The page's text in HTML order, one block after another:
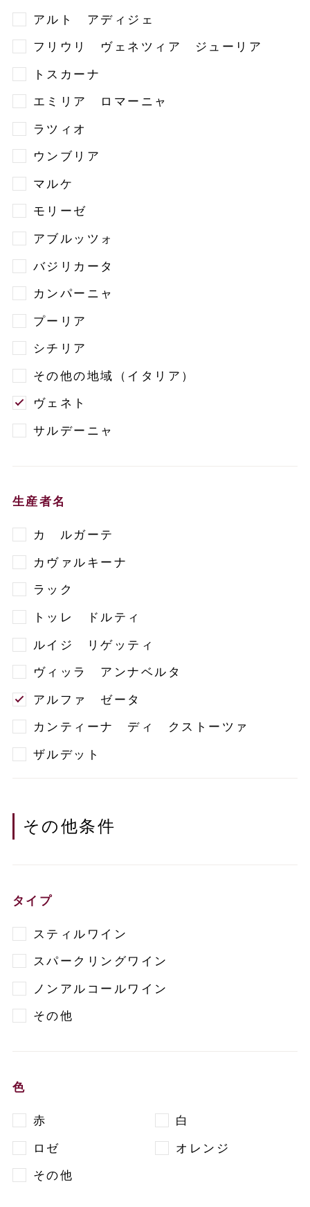
アルト アディジェ
フリウリ ヴェネツィア ジューリア
トスカーナ
エミリア ロマーニャ
ラツィオ
ウンブリア
マルケ
モリーゼ
アブルッツォ
バジリカータ
カンパーニャ
プーリア
シチリア
その他の地域（イタリア）
ヴェネト
サルデーニャ
生産者名
カ ルガーテ
カヴァルキーナ
ラック
トッレ ドルティ
ルイジ リゲッティ
ヴィッラ アンナベルタ
アルファ ゼータ
カンティーナ ディ クストーツァ
ザルデット
その他条件
タイプ
スティルワイン
スパークリングワイン
ノンアルコールワイン
その他
色
赤
白
ロゼ
オレンジ
その他